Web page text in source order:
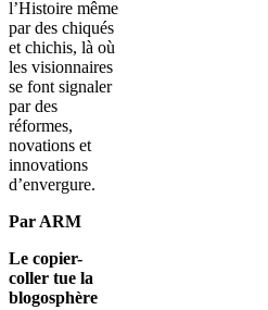
l’Histoire même
par des chiqués
et chichis, là où
les visionnaires
se font signaler
par des
réformes,
novations et
innovations
d’envergure.
Par ARM
Le copier-
coller tue la
blogosphère